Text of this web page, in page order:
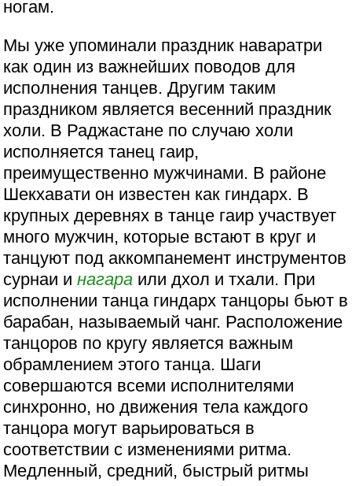
ногам.
Мы уже упоминали праздник наваратри
как один из важнейших поводов для
исполнения танцев. Другим таким
праздником является весенний праздник
холи. В Раджастане по случаю холи
исполняется танец гаир,
преимущественно мужчинами. В районе
Шекхавати он известен как гиндарх. В
крупных деревнях в танце гаир участвует
много мужчин, которые встают в круг и
танцуют под аккомпанемент инструментов
сурнаи инагара или дхол и тхали. При
исполнении танца гиндарх танцоры бьют в
барабан, называемый чанг. Расположение
танцоров по кругу является важным
обрамлением этого танца. Шаги
совершаются всеми исполнителями
синхронно, но движения тела каждого
танцора могут варьироваться в
соответствии с изменениями ритма.
Медленный, средний, быстрый ритмы